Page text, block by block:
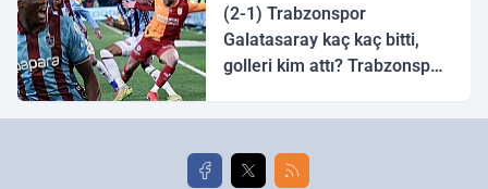
(2-1) Trabzonspor
Galatasaray kaç kaç bitti,
golleri kim attı? Trabzonspor
golleri!